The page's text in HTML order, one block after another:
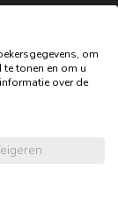
om
tonen en om u
over de